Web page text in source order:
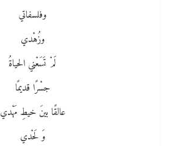
وفلسفاتي
وزُهْدي
لَمْ تَسَعْني الحياةُ
جسْرًا قديمًا
عالقًا بينَ خيطِ مَهْدي
وَ لَحْدي